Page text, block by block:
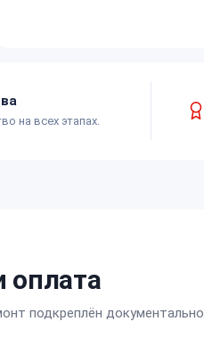
на всех этапах.
оплата
подкреплён документально